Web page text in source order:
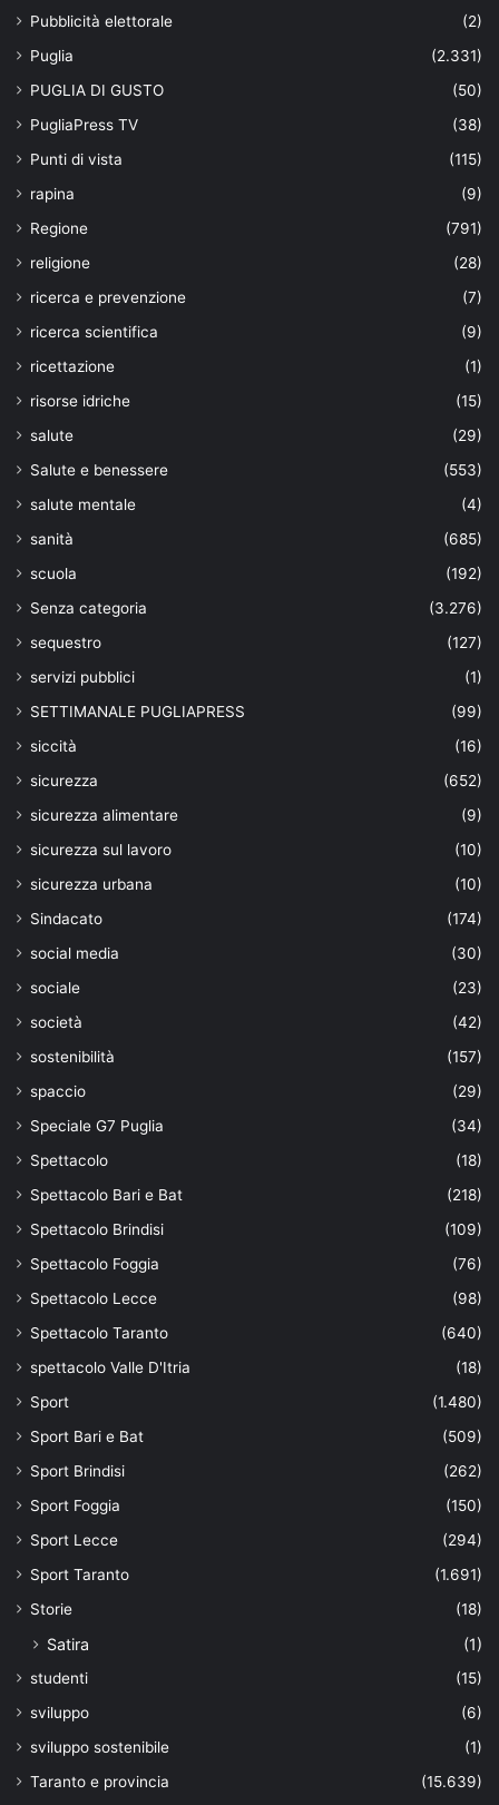
Pubblicità elettorale
(2)
Puglia
(2.331)
PUGLIA DI GUSTO
(50)
PugliaPress TV
(38)
Punti di vista
(115)
rapina
(9)
Regione
(791)
religione
(28)
ricerca e prevenzione
(7)
ricerca scientifica
(9)
ricettazione
(1)
risorse idriche
(15)
salute
(29)
Salute e benessere
(553)
salute mentale
(4)
sanità
(685)
scuola
(192)
Senza categoria
(3.276)
sequestro
(127)
servizi pubblici
(1)
SETTIMANALE PUGLIAPRESS
(99)
siccità
(16)
sicurezza
(652)
sicurezza alimentare
(9)
sicurezza sul lavoro
(10)
sicurezza urbana
(10)
Sindacato
(174)
social media
(30)
sociale
(23)
società
(42)
sostenibilità
(157)
spaccio
(29)
Speciale G7 Puglia
(34)
Spettacolo
(18)
Spettacolo Bari e Bat
(218)
Spettacolo Brindisi
(109)
Spettacolo Foggia
(76)
Spettacolo Lecce
(98)
Spettacolo Taranto
(640)
spettacolo Valle D'Itria
(18)
Sport
(1.480)
Sport Bari e Bat
(509)
Sport Brindisi
(262)
Sport Foggia
(150)
Sport Lecce
(294)
Sport Taranto
(1.691)
Storie
(18)
Satira (1)
studenti
(15)
sviluppo
(6)
sviluppo sostenibile
(1)
Taranto e provincia
(15.639)